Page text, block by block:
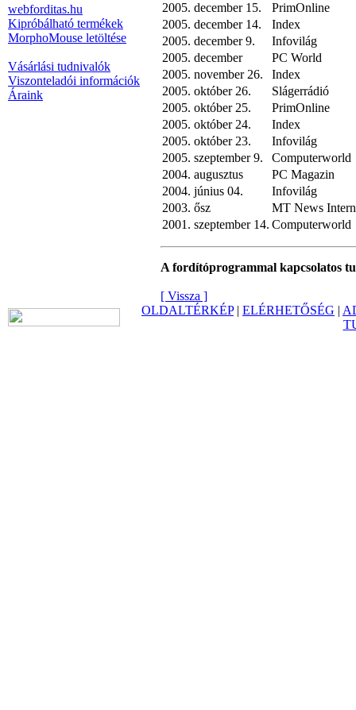
webforditas.hu
Kipróbálható termékek
MorphoMouse letöltése
Vásárlási tudnivalók
Viszonteladói információk
Áraink
2005. december 15.
PrimOnline
2005. december 14.
Index
2005. december 9.
Infovilág
2005. december
PC World
2005. november 26.
Index
2005. október 26.
Slágerrádió
2005. október 25.
PrimOnline
2005. október 24.
Index
2005. október 23.
Infovilág
2005. szeptember 9.
Computerworld
2004. augusztus
PC Magazin
2004. június 04.
Infovilág
2003. ősz
MT News
2001. szeptember 14. Computerworld
A fordítóprogrammal kapcsolatos
[ Vissza ]
OLDALTÉRKÉP| ELÉRHETŐSÉG |